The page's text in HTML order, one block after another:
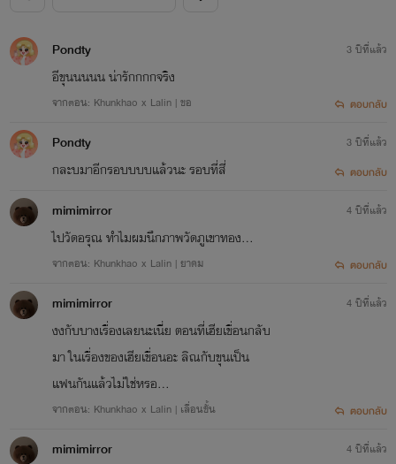
Pondty
อีขุนนนนน น่ารักกกกจริง
จากตอน: Khunkhao x Lalin | ขอ
3 ปีที่แล้ว
ตอบกลับ
Pondty
กละบมาอีกรอบบบบแล้วนะ รอบที่สี่
3 ปีที่แล้ว
ตอบกลับ
mimimirror
ไปวัดอรุณ ทำไมผมนึกภาพวัดภูเขาทอง…
จากตอน: Khunkhao x Lalin | ยาดม
4 ปีที่แล้ว
ตอบกลับ
mimimirror
งงกับบางเรื่องเลยนะเนี่ย ตอนที่เฮียเขื่อนกลับ
มา ในเรื่องของเฮียเขื่อนอะ ลิณกับขุนเป็น
แฟนกันแล้วไม่ใช่หรอ…
จากตอน: Khunkhao x Lalin | เลื่อนขั้น
4 ปีที่แล้ว
ตอบกลับ
mimimirror 4 ปีที่แล้ว